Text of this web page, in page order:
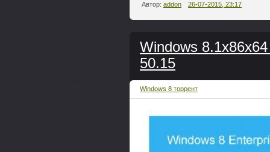
Автор: addon 26-07-2015, 23:17
Windows
50.15
Windows 8 торрент